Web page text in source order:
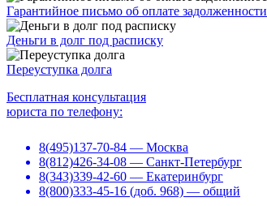
Гарантийное письмо об оплате задолженности
Деньги в долг под расписку
Переуступка долга
Бесплатная консультация
юриста по телефону:
8(495)137-70-84 — Москва
8(812)426-34-08 — Санкт-Петербург
8(343)339-42-60 — Екатеринбург
8(800)333-45-16 (доб. 968) — общий